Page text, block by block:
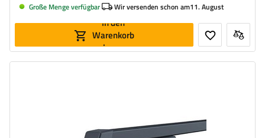
Große Menge verfügbar Wir versenden schon am11. August
In den
Warenkorb
legen